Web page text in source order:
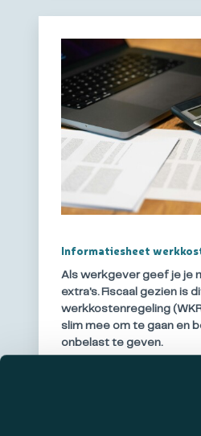
Informatiesheet
Als werkgever geef je je
extra's. Fiscaal gezien is
werkkostenregeling
slim mee om te gaan en
onbelast te geven.